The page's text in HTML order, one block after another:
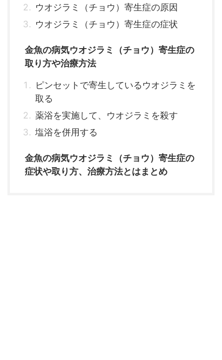
ウオジラミ（チョウ）寄生症の原因
ウオジラミ（チョウ）寄生症の症状
金魚の病気ウオジラミ（チョウ）寄生症の
取り方や治療方法
ピンセットで寄生しているウオジラミを
取る
薬浴を実施して、ウオジラミを殺す
塩浴を併用する
金魚の病気ウオジラミ（チョウ）寄生症の
症状や取り方、治療方法とはまとめ